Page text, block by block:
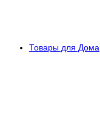
Товары для Дома